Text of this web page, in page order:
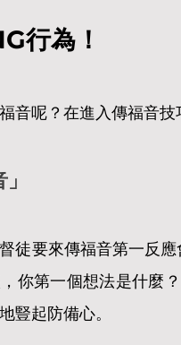
行為！
音呢？在進入傳福音
徒要來傳福音第一反
你第一個想法是什麼
豎起防備心。